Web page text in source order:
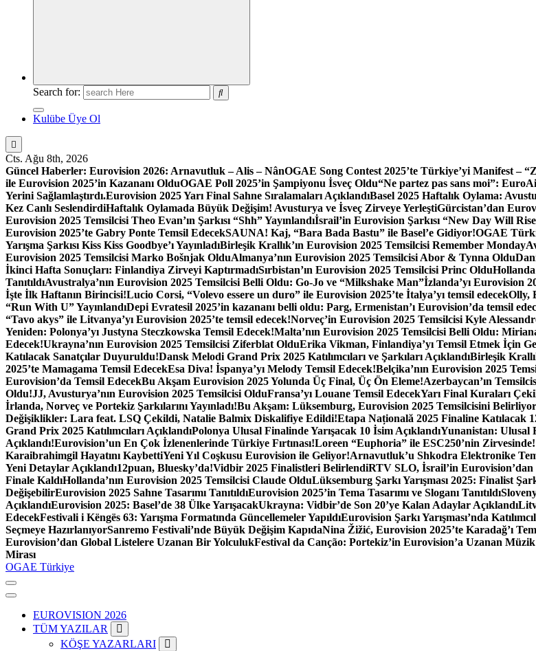
Search for:
Kulübe Üye Ol
Cts. Ağu 8th, 2026
Güncel Haberler: Eurovision 2026: Arnavutluk – Alis – NânOGAE Song Contest 2025’te Türkiye’yi Manifest –
ile Eurovision 2025’in Kazananı OlduOGAE Poll 2025’in Şampiyonu İsveç Oldu“Ne partez pas sans moi”:
Yerini Sağlamlaştırdı.Eurovision 2025 Yarı Final Sahne Sıralamaları AçıklandıBasel 2025 Haftalık Oylama:
Kez Canlı SeslendirdiHaftalık Oylamada Büyük Değişim! Avusturya ve İsveç Zirveye YerleştiGürcistan’dan
Eurovision 2025 Temsilcisi Theo Evan’ın Şarkısı “Shh” Yayınlandıİsrail’in Eurovision Şarkısı “New Day Will
Eurovision 2025’te Gabry Ponte Temsil EdecekSAUNA! Kaj, “Bara Bada Bastu” ile Basel’e Gidiyor!OGAE
Yarışma Şarkısı Kiss Kiss Goodbye’ı YayınladıBirleşik Krallık’ın Eurovision 2025 Temsilcisi Remember Monday
Eurovision 2025 Temsilcisi Marko Bošnjak OlduAlmanya’nın Eurovision 2025 Temsilcisi Abor & Tynna Oldu
İkinci Hafta Sonuçları: Finlandiya Zirveyi KaptırmadıSırbistan’ın Eurovision 2025 Temsilcisi Princ Oldu
TanıtıldıAvustralya’nın Eurovision 2025 Temsilcisi Belli Oldu: Go-Jo ve “Milkshake Man”İzlanda’yı Eurovision
İşte İlk Haftanın Birincisi!Lucio Corsi, “Volevo essere un duro” ile Eurovision 2025’te İtalya’yı temsil edecekOlly,
“Run With U” YayınlandıDepi Evratesil 2025’in kazananı belli oldu: Parg, Ermenistan’ı Eurovision’da temsil
“Tavo akys” ile Litvanya’yı Eurovision 2025’te temsil edecek!Norveç’in Eurovision 2025 Temsilcisi Kyle
Yeniden: Polonya’yı Justyna Steczkowska Temsil Edecek!Malta’nın Eurovision 2025 Temsilcisi Belli Oldu:
Edecek!Ukrayna’nın Eurovision 2025 Temsilcisi Ziferblat OlduErika Vikman, Finlandiya’yı Temsil Etmek İçin
Katılacak Sanatçılar Duyuruldu!Dansk Melodi Grand Prix 2025 Katılımcıları ve Şarkıları AçıklandıBirleşik
2025’te Mamagama Temsil EdecekEsa Diva! İspanya’yı Melody Temsil Edecek!Belçika’nın Eurovision 2025
Eurovision’da Temsil EdecekBu Akşam Eurovision 2025 Yolunda Üç Final, Üç Ön Eleme!Azerbaycan’ın
Oldu!JJ, Avusturya’nın Eurovision 2025 Temsilcisi OlduFransa’yı Louane Temsil EdecekYarı Final Kuraları
İrlanda, Norveç ve Portekiz Şarkılarını Yayınladı!Bu Akşam: Lüksemburg, Eurovision 2025 Temsilcisini Belirliyor
Değişiklikler: Lara feat. LSQ Çekildi, Natalie Balmix Diskalifiye Edildi!Etapa Națională 2025 Finaline Katılacak
Grand Prix 2025 Katılımcıları AçıklandıPolonya Ulusal Finalinde Yarışacak 10 İsim AçıklandıYunanistan: Ulusal
Açıklandı!Eurovision’un En Çok İzlenenlerinde Türkiye Fırtınası!Loreen “Euphoria” ile ESC250’nin Zirvesinde!
Karaibrahimgil Hayatını KaybettiYeni Yıl Coşkusu Eurovision ile Geliyor!Arnavutluk’u Shkodra Elektronike
Yeni Detaylar Açıklandı12puan, Bluesky’da!Vidbir 2025 Finalistleri BelirlendiRTV SLO, İsrail’in
Finale KaldıHollanda’nın Eurovision 2025 Temsilcisi Claude OlduLüksemburg Şarkı Yarışması 2025: Finalist
DeğişebilirEurovision 2025 Sahne Tasarımı TanıtıldıEurovision 2025’in Tema Tasarımı ve Sloganı Tanıtıldı
AçıklandıEurovision 2025: Basel’de 38 Ülke YarışacakUkrayna: Vidbir’de Son 20’ye Kalan Adaylar Açıklandı
EdecekFestivali i Këngës 63: Yarışma Formatında Güncellemeler YapıldıEurovision Şarkı Yarışması’nda
Seçmeye HazırlanıyorSanremo Festivali’nde Büyük Değişim KapıdaNina Žižić, Eurovision 2025’te Karadağ’ı
Eurovision’dan Global Listelere Uzanan Bir YolculukFestival da Canção: Portekiz’in Eurovision’a Uzanan
Mirası
OGAE Türkiye
EUROVISION 2026
TÜM YAZILAR
KÖŞE YAZARLARI